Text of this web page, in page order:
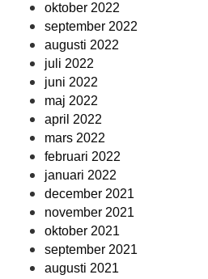
oktober 2022
september 2022
augusti 2022
juli 2022
juni 2022
maj 2022
april 2022
mars 2022
februari 2022
januari 2022
december 2021
november 2021
oktober 2021
september 2021
augusti 2021